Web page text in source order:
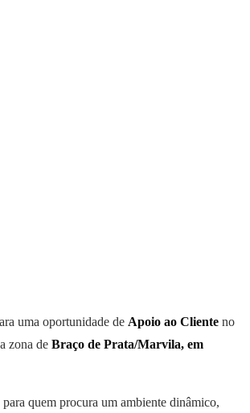
uma oportunidade de Apoio ao Cliente no
zona de Braço de Prata/Marvila, em
quem procura um ambiente dinâmico,